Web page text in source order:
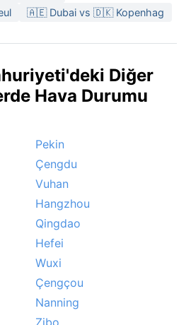
🇦🇪 Dubai vs 🇩🇰 Kopenhag
Diğer
Hava Durumu
Pekin
Çengdu
Vuhan
Hangzhou
Qingdao
Hefei
Wuxi
Çengçou
Nanning
Zibo